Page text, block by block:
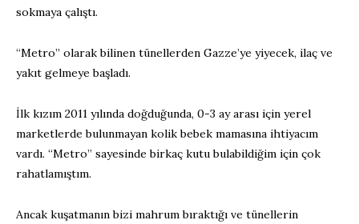
sokmaya çalıştı.
“Metro” olarak bilinen tünellerden Gazze’ye yiyecek, ilaç ve
yakıt gelmeye başladı.
İlk kızım 2011 yılında doğduğunda, 0-3 ay arası için yerel
marketlerde bulunmayan kolik bebek mamasına ihtiyacım
vardı. “Metro” sayesinde birkaç kutu bulabildiğim için çok
rahatlamıştım.
Ancak kuşatmanın bizi mahrum bıraktığı ve tünellerin